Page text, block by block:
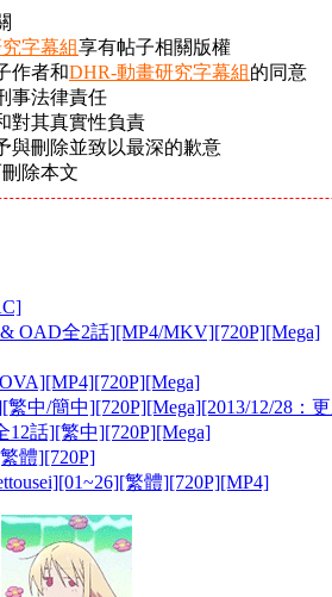
字幕組享有帖子相關版權
作者和DHR-動畫研究字幕組的同意
事法律責任
對其真實性負責
與刪除並致以最深的歉意
除本文
OAD全2話][MP4/MKV][720P][Mega]
中/簡中][720P][Mega][2013/12/28：
12話][繁中][720P][Mega]
體][720P]
繁體][720P][MP4]